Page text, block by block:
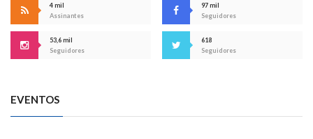
4 mil
Assinantes
97 mil
Seguidores
53,6 mil
Seguidores
618
Seguidores
EVENTOS